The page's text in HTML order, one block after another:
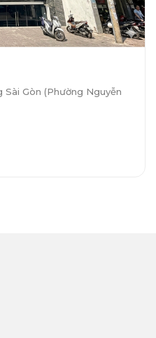
Gòn (Phường Nguyễn